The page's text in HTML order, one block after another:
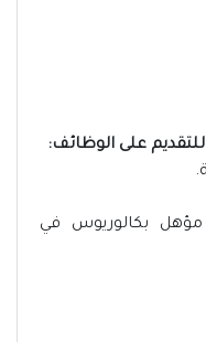
على الوظائف:
بكالوريوس في